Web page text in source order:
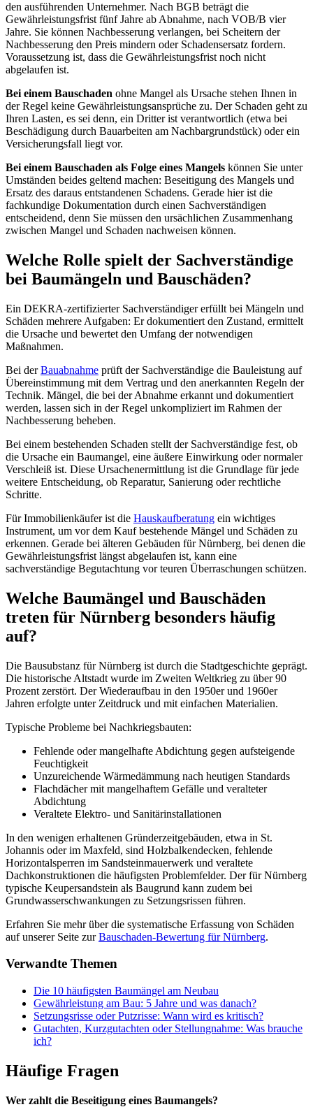
den ausführenden Unternehmer. Nach BGB beträgt die
Gewährleistungsfrist fünf Jahre ab Abnahme, nach VOB/B vier
Jahre. Sie können Nachbesserung verlangen, bei Scheitern der
Nachbesserung den Preis mindern oder Schadensersatz fordern.
Voraussetzung ist, dass die Gewährleistungsfrist noch nicht
abgelaufen ist.
Bei einem Bauschaden ohne Mangel als Ursache stehen Ihnen in
der Regel keine Gewährleistungsansprüche zu. Der Schaden geht zu
Ihren Lasten, es sei denn, ein Dritter ist verantwortlich (etwa bei
Beschädigung durch Bauarbeiten am Nachbargrundstück) oder ein
Versicherungsfall liegt vor.
Bei einem Bauschaden als Folge eines Mangels können Sie unter
Umständen beides geltend machen: Beseitigung des Mangels und
Ersatz des daraus entstandenen Schadens. Gerade hier ist die
fachkundige Dokumentation durch einen Sachverständigen
entscheidend, denn Sie müssen den ursächlichen Zusammenhang
zwischen Mangel und Schaden nachweisen können.
Welche Rolle spielt der Sachverständige
bei Baumängeln und Bauschäden?
Ein DEKRA-zertifizierter Sachverständiger erfüllt bei Mängeln und
Schäden mehrere Aufgaben: Er dokumentiert den Zustand, ermittelt
die Ursache und bewertet den Umfang der notwendigen
Maßnahmen.
Bei derBauabnahme prüft der Sachverständige die Bauleistung auf
Übereinstimmung mit dem Vertrag und den anerkannten Regeln der
Technik. Mängel, die bei der Abnahme erkannt und dokumentiert
werden, lassen sich in der Regel unkompliziert im Rahmen der
Nachbesserung beheben.
Bei einem bestehenden Schaden stellt der Sachverständige fest, ob
die Ursache ein Baumangel, eine äußere Einwirkung oder normaler
Verschleiß ist. Diese Ursachenermittlung ist die Grundlage für jede
weitere Entscheidung, ob Reparatur, Sanierung oder rechtliche
Schritte.
Für Immobilienkäufer ist die Hauskaufberatung ein wichtiges
Instrument, um vor dem Kauf bestehende Mängel und Schäden zu
erkennen. Gerade bei älteren Gebäuden für Nürnberg, bei denen die
Gewährleistungsfrist längst abgelaufen ist, kann eine
sachverständige Begutachtung vor teuren Überraschungen schützen.
Welche Baumängel und Bauschäden
treten für Nürnberg besonders häufig
auf?
Die Bausubstanz für Nürnberg ist durch die Stadtgeschichte geprägt.
Die historische Altstadt wurde im Zweiten Weltkrieg zu über 90
Prozent zerstört. Der Wiederaufbau in den 1950er und 1960er
Jahren erfolgte unter Zeitdruck und mit einfachen Materialien.
Typische Probleme bei Nachkriegsbauten:
Fehlende oder mangelhafte Abdichtung gegen aufsteigende
Feuchtigkeit
Unzureichende Wärmedämmung nach heutigen Standards
Flachdächer mit mangelhaftem Gefälle und veralteter
Abdichtung
Veraltete Elektro- und Sanitärinstallationen
In den wenigen erhaltenen Gründerzeitgebäuden, etwa in St.
Johannis oder im Maxfeld, sind Holzbalkendecken, fehlende
Horizontalsperren im Sandsteinmauerwerk und veraltete
Dachkonstruktionen die häufigsten Problemfelder. Der für Nürnberg
typische Keupersandstein als Baugrund kann zudem bei
Grundwasserschwankungen zu Setzungsrissen führen.
Erfahren Sie mehr über die systematische Erfassung von Schäden
auf unserer Seite zurBauschaden-Bewertung für Nürnberg.
Verwandte Themen
Die 10 häufigsten Baumängel am Neubau
Gewährleistung am Bau: 5 Jahre und was danach?
Setzungsrisse oder Putzrisse: Wann wird es kritisch?
Gutachten, Kurzgutachten oder Stellungnahme: Was brauche
ich?
Häufige Fragen
Wer zahlt die Beseitigung eines Baumangels?